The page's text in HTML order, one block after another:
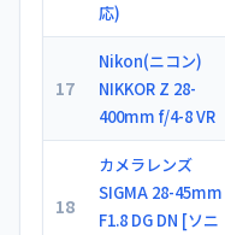
応)
17
Nikon(ニコン)
NIKKOR Z 28-
400mm f/4-8 VR
18
カメラレンズ
SIGMA 28-45mm
F1.8 DG DN [ソニ